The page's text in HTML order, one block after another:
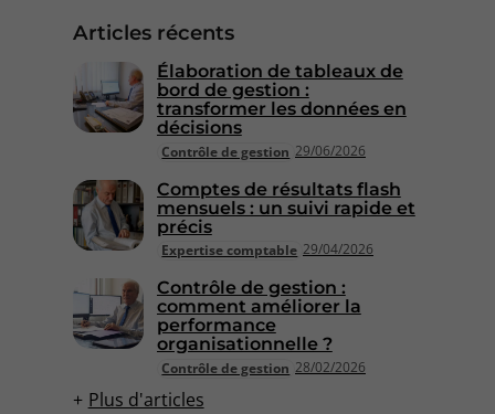
Articles récents
Contrôle de gestion 29/06/2026
Élaboration de tableaux de
bord de gestion :
transformer les données en
décisions
Expertise comptable 29/04/2026
Comptes de résultats flash
mensuels : un suivi rapide et
précis
Contrôle de gestion 28/02/2026
Contrôle de gestion :
comment améliorer la
performance
organisationnelle ?
Plus d'articles